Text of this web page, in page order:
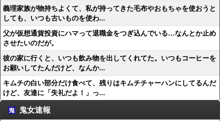
義理家族が物持ちよくて、私が持ってきた毛布やおもちゃを使おうと
しても、いつも古いものを使わ...
父が仮想通貨投資にハマって退職金をつぎ込んでいる…なんとか止め
させたいのだが。
彼の家に行くと、いつも飲み物を出してくれてた。いつもコーヒーを
お願いしてたんだけど、なんか...
キムチの白い部分だけ食べて、残りはキムチチャーハンにしてるんだ
けど、友達に「失礼だよ！」っ...
鬼女速報